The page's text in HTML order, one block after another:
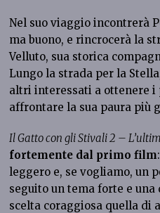
Nel suo viaggio incontrerà
ma buono, e rincrocerà la
Velluto, sua storica
Lungo la strada per la
altri interessati a ottenere
affrontare la sua paura più
Il Gatto con gli Stivali 2 –
fortemente dal primo film
leggero e, se vogliamo, un
seguito un tema forte e una
scelta coraggiosa quella di